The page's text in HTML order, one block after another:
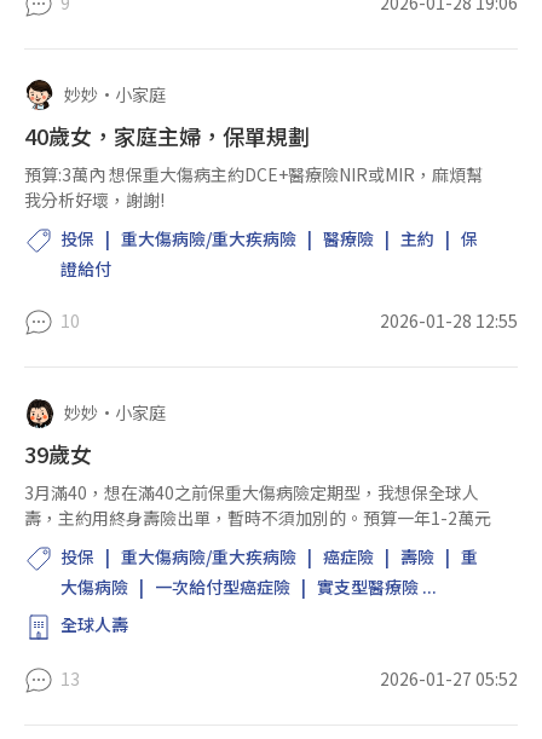
妙妙 • 小家庭
40歲女，家庭主婦，保單規劃
預算:3萬內 想保重大傷病主約DCE+醫療險NIR或MIR，麻煩幫
我分析好壞，謝謝!
投保
重大傷病險/重大疾病險 醫療險 主約
保
證給付
10 2026-01-28 12:55
妙妙 • 小家庭
39歲女
3月滿40，想在滿40之前保重大傷病險定期型，我想保全球人
壽，主約用終身壽險出單，暫時不須加別的。預算一年1-2萬元
投保
重大傷病險/重大疾病險 癌症險 壽險
重
大傷病險
一次給付型癌症險
實支型醫療險 ...
全球人壽
13 2026-01-27 05:52